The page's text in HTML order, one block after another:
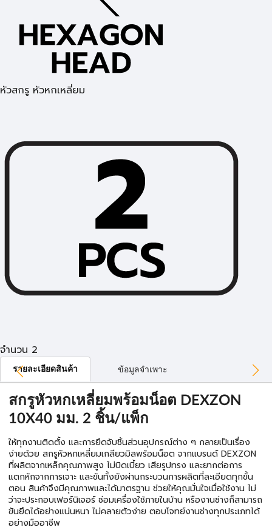
หัวสกรู หัวหกเหลี่ยม
จำนวน 2
รายละเอียดสินค้า ข้อมูลจำเพาะ
สกรูหัวหกเหลี่ยมพร้อมน็อต DEXZON
10X40 มม. 2 ชิ้น/แพ็ก
ให้ทุกงานติดตั้ง และการยึดจับชิ้นส่วนอุปกรณ์ต่าง ๆ กลายเป็นเรื่อง
ง่ายด้วย สกรูหัวหกเหลี่ยมเกลียวมิลพร้อมน็อต จากแบรนด์ DEXZON
ที่ผลิตจากเหล็กคุณภาพสูง ไม่บิดเบี้ยว เสียรูปทรง และยากต่อการ
แตกหักจากการเจาะ และขันทั้งยังผ่านกระบวนการผลิตที่ละเอียดทุกขั้น
ตอน สินค้าจึงมีคุณภาพและได้มาตรฐาน ช่วยให้คุณมั่นใจเมื่อใช้งาน ไม่
ว่าจะประกอบเฟอร์นิเจอร์ ซ่อมเครื่องใช้ภายในบ้าน หรืองานช่างก็สามารถ
ขันยึดได้อย่างแน่นหนา ไม่คลายตัวง่าย ตอบโจทย์งานช่างทุกประเภทได้
อย่างมืออาชีพ